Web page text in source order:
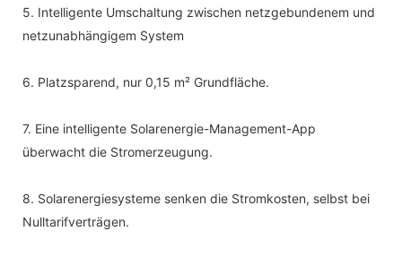
5. Intelligente Umschaltung zwischen netzgebundenem und
netzunabhängigem System
6. Platzsparend, nur 0,15 m² Grundfläche.
7. Eine intelligente Solarenergie-Management-App
überwacht die Stromerzeugung.
8. Solarenergiesysteme senken die Stromkosten, selbst bei
Nulltarifverträgen.